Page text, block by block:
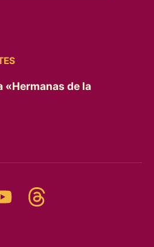
«Hermanas de la
YouTube